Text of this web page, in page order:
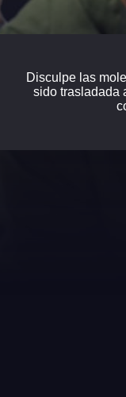
Disculpe las
sido trasladada